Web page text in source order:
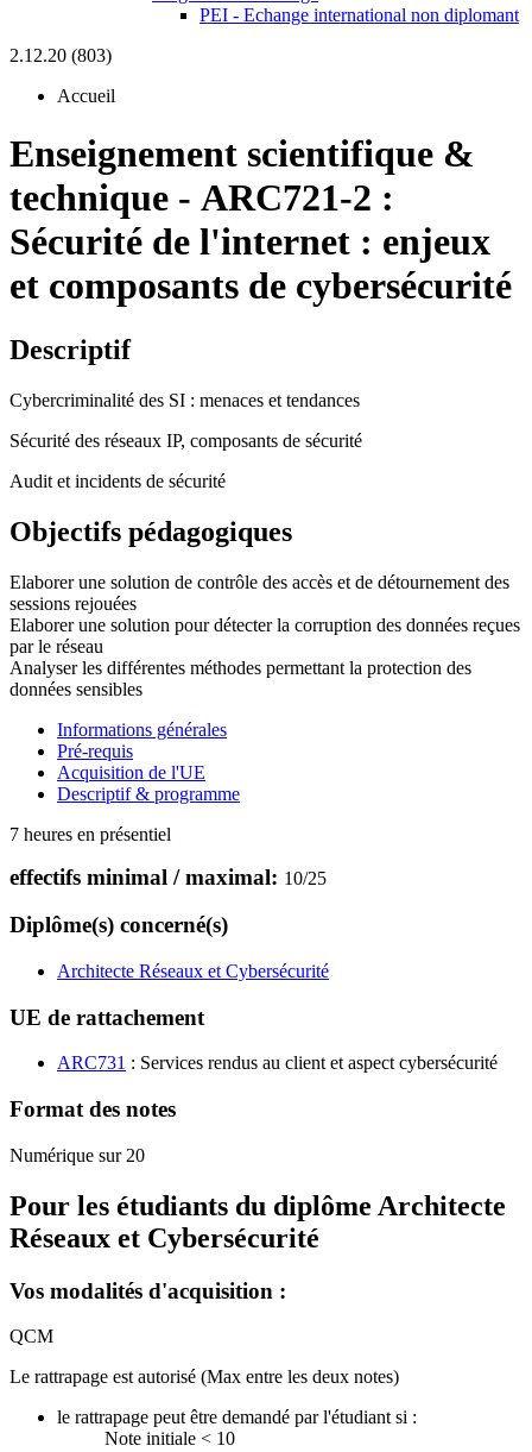
PEI - Echange international non diplomant
2.12.20 (803)
Accueil
Enseignement scientifique &
technique - ARC721-2 :
Sécurité de l'internet : enjeux
et composants de cybersécurité
Descriptif
Cybercriminalité des SI : menaces et tendances
Sécurité des réseaux IP, composants de sécurité
Audit et incidents de sécurité
Objectifs pédagogiques
Elaborer une solution de contrôle des accès et de détournement des
sessions rejouées
Elaborer une solution pour détecter la corruption des données reçues
par le réseau
Analyser les différentes méthodes permettant la protection des
données sensibles
Informations générales
Pré-requis
Acquisition de l'UE
Descriptif & programme
7 heures en présentiel
effectifs minimal / maximal: 10/25
Diplôme(s) concerné(s)
Architecte Réseaux et Cybersécurité
UE de rattachement
ARC731 : Services rendus au client et aspect cybersécurité
Format des notes
Numérique sur 20
Pour les étudiants du diplôme Architecte
Réseaux et Cybersécurité
Vos modalités d'acquisition :
QCM
Le rattrapage est autorisé (Max entre les deux notes)
le rattrapage peut être demandé par l'étudiant si :
Note initiale < 10